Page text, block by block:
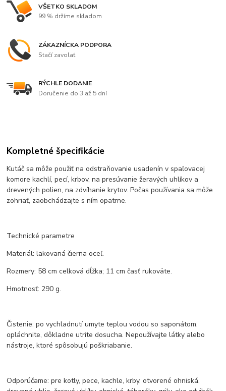
VŠETKO SKLADOM
99 % držíme skladom
ZÁKAZNÍCKA PODPORA
Stačí zavolať
RÝCHLE DODANIE
Doručenie do 3 až 5 dní
Kompletné špecifikácie
Kutáč sa môže použiť na odstraňovanie usadenín v spaľovacej
komore kachlí, pecí, krbov, na presúvanie žeravých uhlíkov a
drevených polien, na zdvíhanie krytov. Počas používania sa môže
zohriať, zaobchádzajte s ním opatrne.
Technické parametre
Materiál: lakovaná čierna oceľ.
Rozmery: 58 cm celková dĺžka; 11 cm časť rukoväte.
Hmotnosť: 290 g.
Čistenie: po vychladnutí umyte teplou vodou so saponátom,
opláchnite, dôkladne utrite dosucha. Nepoužívajte látky alebo
nástroje, ktoré spôsobujú poškriabanie.
Odporúčame: pre kotly, pece, kachle, krby, otvorené ohniská,